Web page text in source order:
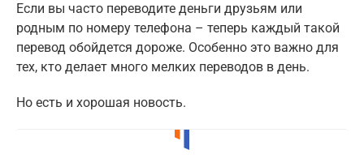
Если вы часто переводите деньги друзьям или
родным по номеру телефона – теперь каждый такой
перевод обойдется дороже. Особенно это важно для
тех, кто делает много мелких переводов в день.
Но есть и хорошая новость.